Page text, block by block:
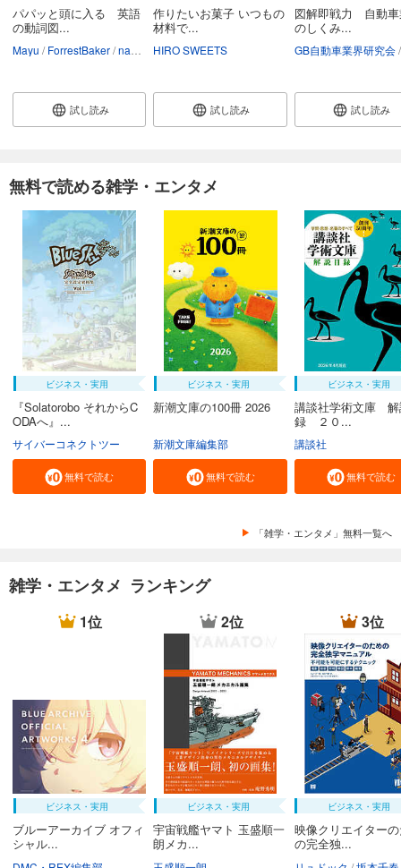
パパッと頭に入る 英語
の動詞図...
Mayu ForrestBaker nankaiine
試し読み
作りたいお菓子 いつもの
材料で...
HIRO SWEETS
試し読み
図解即戦力 自動車
のしくみ...
GB自動車業界研究会
試し読み
無料で読める雑学・エンタメ
ビジネス・実用
『Solatorobo それからC
ODAへ』...
サイバーコネクトツー
無料で読む
ビジネス・実用
新潮文庫の100冊 2026
新潮文庫編集部
無料で読む
ビジネス・実用
講談社学術文庫 解
録 ２０...
講談社
無料で読む
「雑学・エンタメ」無料一覧へ
雑学・エンタメ ランキング
1位
ビジネス・実用
ブルーアーカイブ オフィ
シャル...
2位
ビジネス・実用
宇宙戦艦ヤマト 玉盛順一
朗メカ...
3位
ビジネス・実用
映像クリエイター
の完全独...